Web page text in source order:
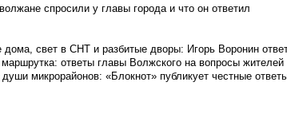
спросили у главы города и что он ответил
дома, свет в СНТ и разбитые дворы: Игорь Воронин
ответы главы Волжского на вопросы жителей
микрорайонов: «Блокнот» публикует честные